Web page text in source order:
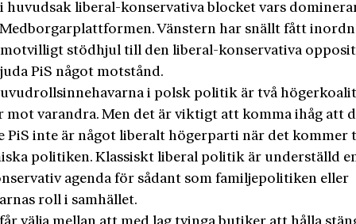
huvudsak liberal-konservativa blocket vars
Vänstern har snällt fått
stödhjul till den liberal-konservativa
PiS något motstånd.
i polsk politik är två
mot varandra. Men det är viktigt att komma ihåg att
PiS inte är något liberalt högerparti när det kommer
politiken. Klassiskt liberal politik är underställd
agenda för sådant som familjepolitiken eller
roll i samhället.